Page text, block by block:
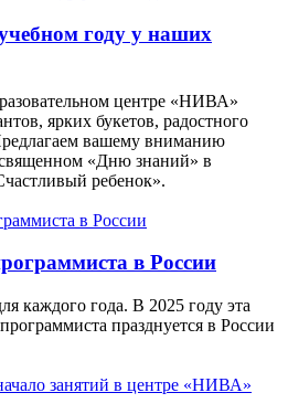
году у наших
центре «НИВА»
ярких букетов, радостного
вашему вниманию
«Дню знаний» в
ребенок».
в России
каждого года. В 2025 году эта
празднуется в России